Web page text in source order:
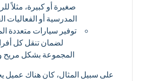
صغيرة أو كبيرة، مثلاً
المدرسية أو الفعاليات
توفير سيارات متعددة
لضمان تنقل كل أفراد
المجموعة بشكل مريح
على سبيل المثال، كان هناك عميل